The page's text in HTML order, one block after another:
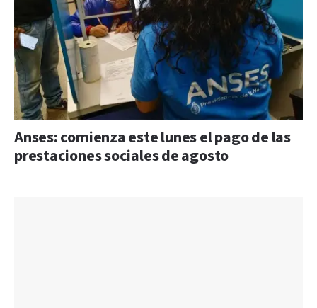
Anses: comienza este lunes el pago de las
prestaciones sociales de agosto